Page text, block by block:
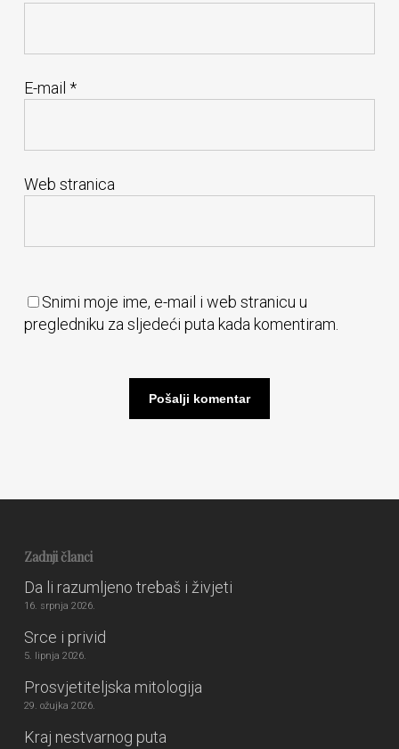
E-mail *
Web stranica
Snimi moje ime, e-mail i web stranicu u
pregledniku za sljedeći puta kada komentiram.
Zadnji članci
Da li razumljeno trebaš i živjeti
16. srpnja 2026.
Srce i privid
5. lipnja 2026.
Prosvjetiteljska mitologija
29. ožujka 2026.
Kraj nestvarnog puta